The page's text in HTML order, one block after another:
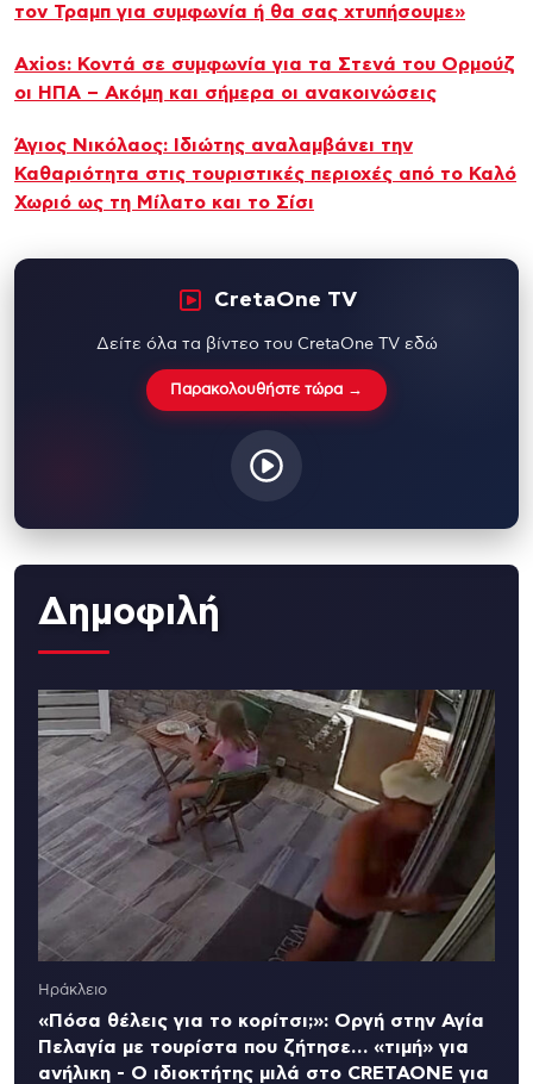
τον Τραμπ για συμφωνία ή θα σας χτυπήσουμε»
Axios: Κοντά σε συμφωνία για τα Στενά του Ορμούζ
οι ΗΠΑ – Ακόμη και σήμερα οι ανακοινώσεις
Άγιος Νικόλαος: Ιδιώτης αναλαμβάνει την
Καθαριότητα στις τουριστικές περιοχές από το Καλό
Χωριό ως τη Μίλατο και το Σίσι
CretaOne TV
Δείτε όλα τα βίντεο του CretaOne TV εδώ
Παρακολουθήστε τώρα →
Δημοφιλή
Ηράκλειο
«Πόσα θέλεις για το κορίτσι;»: Οργή στην Αγία
Πελαγία με τουρίστα που ζήτησε… «τιμή» για
ανήλικη - Ο ιδιοκτήτης μιλά στο CRETAONE για